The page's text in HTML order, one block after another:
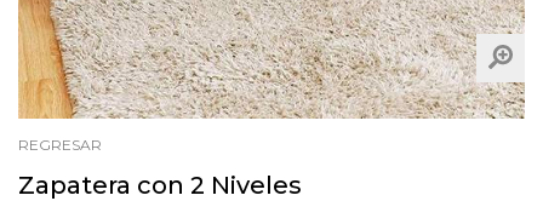
REGRESAR
Zapatera con 2 Niveles